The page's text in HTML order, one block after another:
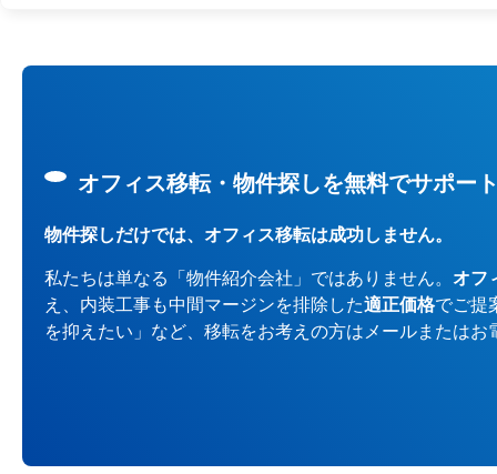
オフィス移転・物件探しを無料でサポー
物件探しだけでは、オフィス移転は成功しません。
私たちは単なる「物件紹介会社」ではありません。 オフ
え、内装工事も中間マージンを排除した適正価格でご提
を抑えたい」など、移転をお考えの方はメールまたは